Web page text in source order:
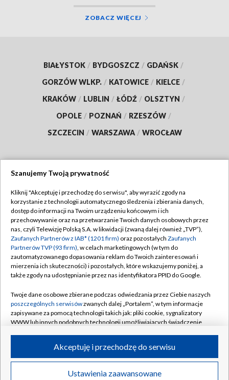
ZOBACZ WIĘCEJ
BIAŁYSTOK / BYDGOSZCZ / GDAŃSK /
GORZÓW WLKP. / KATOWICE / KIELCE /
KRAKÓW / LUBLIN / ŁÓDŹ / OLSZTYN /
OPOLE / POZNAŃ / RZESZÓW /
SZCZECIN / WARSZAWA / WROCŁAW
TVP
Abonament TVP
Emisja w TVP
Centrum informacji TVP
Naziemna Telewizja Cyfrowa
Rada Programowa
System NOS
Informacje o nadawcy
Program dla prasy
Regulamin TVP
Polityka prywatności
Moje zgody
Pomoc
Kontakt
Kanały
©2026 Telewizja Polska S.A. w likwidacji
Szanujemy Twoją prywatność
Kliknij "Akceptuję i przechodzę do serwisu", aby wyrazić zgody na
korzystanie z technologii automatycznego śledzenia i zbierania danych,
dostęp do informacji na Twoim urządzeniu końcowym i ich
przechowywanie oraz na przetwarzanie Twoich danych osobowych przez
nas, czyli Telewizję Polską S.A. w likwidacji (zwaną dalej również „TVP”),
Zaufanych Partnerów z IAB* (1201 firm) oraz pozostałych Zaufanych
Partnerów TVP (93 firm), w celach marketingowych (w tym do
zautomatyzowanego dopasowania reklam do Twoich zainteresowań i
mierzenia ich skuteczności) i pozostałych, które wskazujemy poniżej, a
także zgody na udostępnianie przez nas identyfikatora PPID do Google.
Twoje dane osobowe zbierane podczas odwiedzania przez Ciebie naszych
poszczególnych serwisówzwanych dalej „Portalem”, w tym informacje
zapisywane za pomocą technologii takich jak: pliki cookie, sygnalizatory
WWW lub innych podobnych technologii umożliwiających świadczenie
ruchu w Internecie.
Twoje dane osobowe zbierane podczas odwiedzania przez Ciebie
poszczególnych serwisówna Portalu, takie jak adresy IP, identyfikatory
Ustawienia zaawansowane
Akceptuję i przechodzę do serwisu